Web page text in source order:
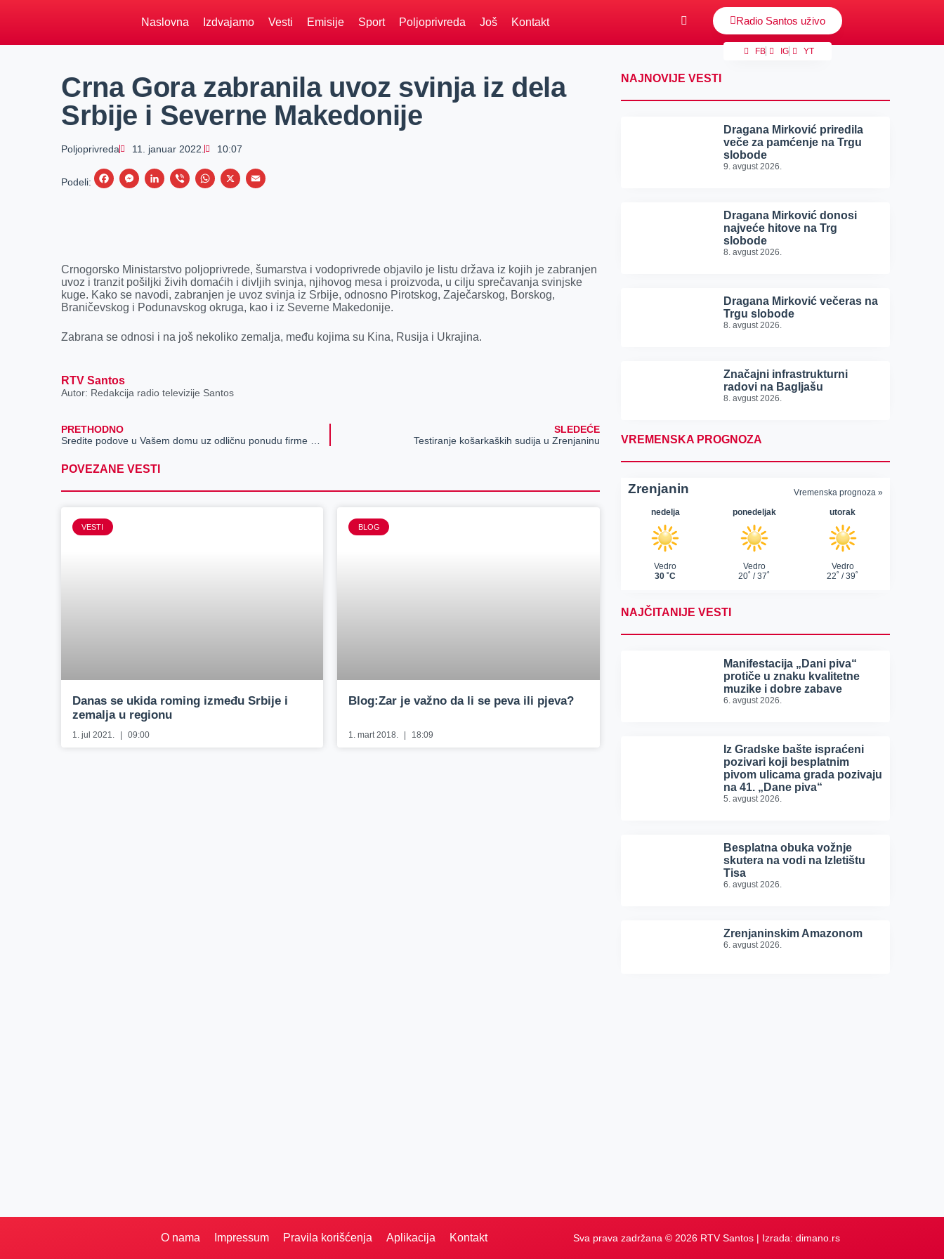
Naslovna Izdvajamo Vesti Emisije Sport Poljoprivreda Još Kontakt Radio Santos uživo
FB IG YT
Crna Gora zabranila uvoz svinja iz dela
Srbije i Severne Makedonije
Poljoprivreda 11. januar 2022. 10:07
Podeli:
F
o
o
M
n
g
r
L
d
I
V
W
A
p
X
Crnogorsko Ministarstvo poljoprivrede, šumarstva i vodoprivrede objavilo je listu država iz kojih je zabranjen
uvoz i tranzit pošiljki živih domaćih i divljih svinja, njihovog mesa i proizvoda, u cilju sprečavanja svinjske
kuge. Kako se navodi, zabranjen je uvoz svinja iz Srbije, odnosno Pirotskog, Zaječarskog, Borskog,
Braničevskog i Podunavskog okruga, kao i iz Severne Makedonije.
Zabrana se odnosi i na još nekoliko zemalja, među kojima su Kina, Rusija i Ukrajina.
RTV Santos
Autor: Redakcija radio televizije Santos
PRETHODNO
SLEDEĆE
Testiranje košarkaških sudija u Zrenjaninu
POVEZANE VESTI
VESTI
Danas se ukida roming između Srbije i
zemalja u regionu
1. jul 2021. 09:00
BLOG
Blog:Zar je važno da li se peva ili pjeva?
1. mart 2018. 18:09
NAJNOVIJE VESTI
Dragana Mirković priredila
veče za pamćenje na Trgu
slobode
9. avgust 2026.
Dragana Mirković donosi
najveće hitove na Trg
slobode
8. avgust 2026.
Dragana Mirković večeras na
Trgu slobode
8. avgust 2026.
Značajni infrastrukturni
radovi na Bagljašu
8. avgust 2026.
VREMENSKA PROGNOZA
NAJČITANIJE VESTI
Manifestacija „Dani piva“
protiče u znaku kvalitetne
muzike i dobre zabave
6. avgust 2026.
Iz Gradske bašte ispraćeni
pozivari koji besplatnim
pivom ulicama grada pozivaju
na 41. „Dane piva“
5. avgust 2026.
Besplatna obuka vožnje
skutera na vodi na Izletištu
Tisa
6. avgust 2026.
Zrenjaninskim Amazonom
6. avgust 2026.
O nama Impressum Pravila korišćenja Aplikacija Kontakt Sva prava zadržana © 2026 RTV Santos | Izrada: dimano.rs